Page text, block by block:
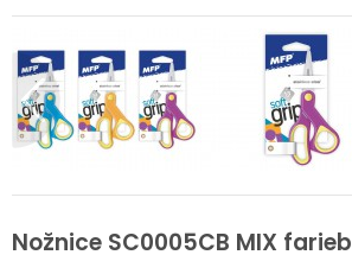
Nožnice SC0005CB MIX farieb